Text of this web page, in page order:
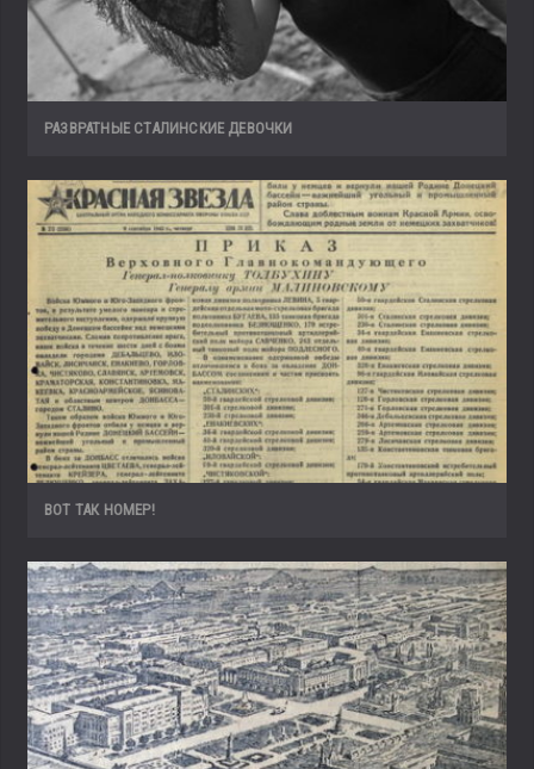
РАЗВРАТНЫЕ СТАЛИНСКИЕ ДЕВОЧКИ
ВОТ ТАК НОМЕР!